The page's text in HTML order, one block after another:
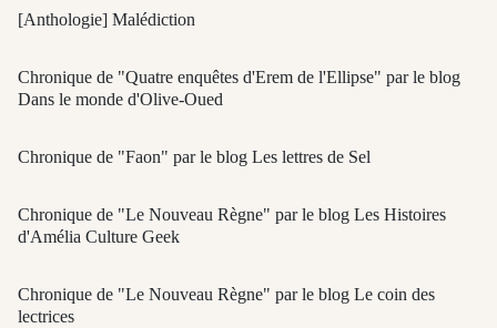
[Anthologie] Malédiction
Chronique de "Quatre enquêtes d'Erem de l'Ellipse" par le blog
Dans le monde d'Olive-Oued
Chronique de "Faon" par le blog Les lettres de Sel
Chronique de "Le Nouveau Règne" par le blog Les Histoires
d'Amélia Culture Geek
Chronique de "Le Nouveau Règne" par le blog Le coin des
lectrices